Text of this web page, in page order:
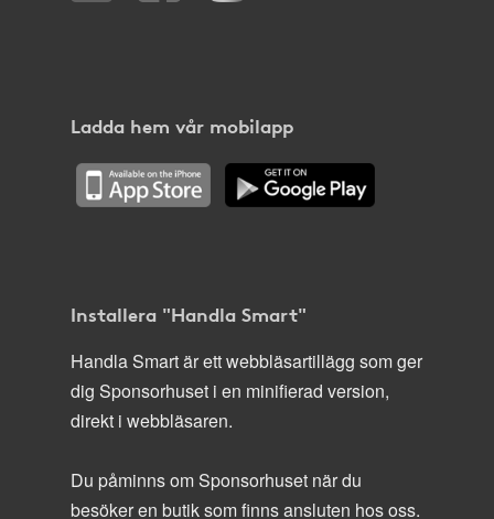
Ladda hem vår mobilapp
Installera "Handla Smart"
Handla Smart är ett webbläsartillägg som ger
dig Sponsorhuset i en minifierad version,
direkt i webbläsaren.
Du påminns om Sponsorhuset när du
besöker en butik som finns ansluten hos oss.